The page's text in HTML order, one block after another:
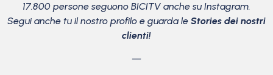
17.800 persone seguono BICITV anche su Instagram.
Segui anche tu il nostro profilo e guarda le Stories dei nostri
clienti!
—